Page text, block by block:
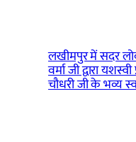
लखीमपुर में सदर
वर्मा जी द्वारा
चौधरी जी के भव्य